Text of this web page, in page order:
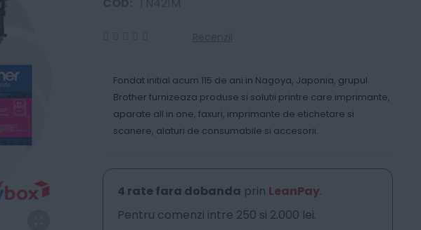
Fondat initial acum 115 de ani in Nagoya, Japonia, grupul
Brother furnizeaza produse si solutii printre care imprimante,
aparate all in one, faxuri, imprimante de etichetare si
scanere, alaturi de consumabile si accesorii.
4 rate fara dobanda prin LeanPay.
Pentru comenzi intre 250 si 2.000 lei.